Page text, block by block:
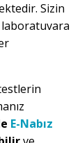
Sizin
testlerin
E-Nabız